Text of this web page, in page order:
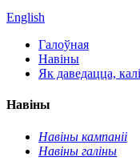
English
Галоўная
Навіны
Як даведацца,
Навіны
Навіны кампаніі
Навіны галіны